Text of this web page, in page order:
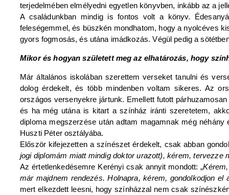
terjedelmében elmélyedni egyetlen könyvben, inkább az a
A családunkban mindig is fontos volt a könyv.
feleségemmel, és büszkén mondhatom, hogy a nyolcéves
gyors fogmosás, és utána imádkozás. Végül pedig a
Mikor és hogyan született meg az elhatározás, hogy
Már általános iskolában szerettem verseket tanulni és
dolog érdekelt, és több mindenben voltam sikeres. Az
országos versenyekre jártunk. Emellett futott
és ha még utána is kitart a színház iránti szeretetem,
diploma megszerzése után adtam magamnak még
Huszti Péter osztályába.
Először kifejezetten a színészet érdekelt, csak abban
jogi diplomám miatt mindig doktor urazott), kérem, tervezze
Az értetlenkedésemre Kerényi csak annyit mondott: „
már majdnem rendezés. Holnapra, kérem, gondolkodjon
mert elkezdett leesni, hogy színházzal nem csak